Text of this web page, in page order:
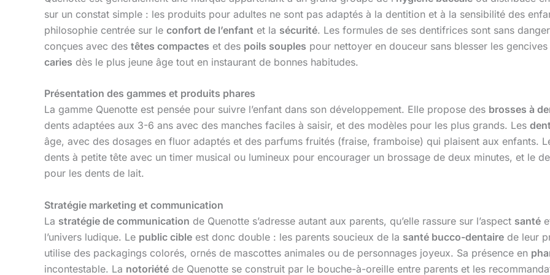
sur un constat simple : les produits pour adultes ne sont pas adaptés à la dentition et à la sensibilité des
philosophie centrée sur le confort de l’enfant et la sécurité. Les formules de ses dentifrices sont sans
conçues avec des têtes compactes et des poils souples pour nettoyer en douceur sans blesser les
caries dès le plus jeune âge tout en instaurant de bonnes habitudes.
Présentation des gammes et produits phares
La gamme Quenotte est pensée pour suivre l’enfant dans son développement. Elle propose des brosses à
dents adaptées aux 3-6 ans avec des manches faciles à saisir, et des modèles pour les plus grands. Les
âge, avec des dosages en fluor adaptés et des parfums fruités (fraise, framboise) qui plaisent aux enfants.
dents à petite tête avec un timer musical ou lumineux pour encourager un brossage de deux minutes, et le
pour les dents de lait.
Stratégie marketing et communication
La stratégie de communication de Quenotte s’adresse autant aux parents, qu’elle rassure sur l’aspect santé
l’univers ludique. Le public cible est donc double : les parents soucieux de la santé bucco-dentaire de leur
utilise des packagings colorés, ornés de mascottes animales ou de personnages joyeux. Sa présence en
incontestable. La notoriété de Quenotte se construit par le bouche-à-oreille entre parents et les